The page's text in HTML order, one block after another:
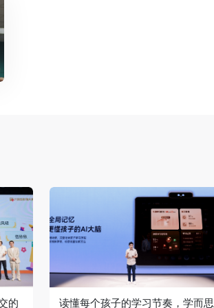
的 读懂每个孩子的学习节奏，学而思